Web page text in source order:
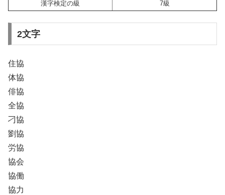
漢字検定の級
7級
2文字
住協
体協
俳協
全協
刁協
劉協
労協
協会
協働
協力